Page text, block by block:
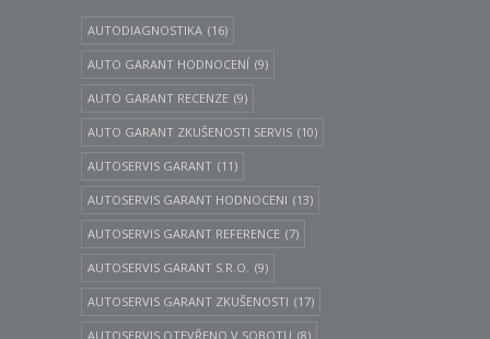
AUTODIAGNOSTIKA (16)
AUTO GARANT HODNOCENÍ (9)
AUTO GARANT RECENZE (9)
AUTO GARANT ZKUŠENOSTI SERVIS (10)
AUTOSERVIS GARANT (11)
AUTOSERVIS GARANT HODNOCENI (13)
AUTOSERVIS GARANT REFERENCE (7)
AUTOSERVIS GARANT S.R.O. (9)
AUTOSERVIS GARANT ZKUŠENOSTI (17)
AUTOSERVIS OTEVŘENO V SOBOTU (8)